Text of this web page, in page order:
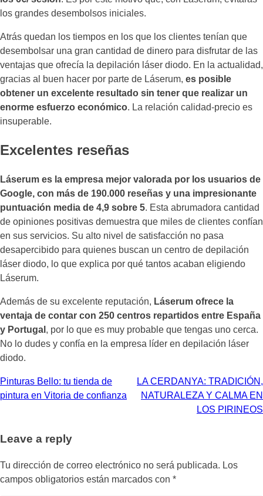
los grandes desembolsos iniciales.
Atrás quedan los tiempos en los que los clientes tenían que
desembolsar una gran cantidad de dinero para disfrutar de las
ventajas que ofrecía la depilación láser diodo. En la actualidad,
gracias al buen hacer por parte de Láserum, es posible
obtener un excelente resultado sin tener que realizar un
enorme esfuerzo económico. La relación calidad-precio es
insuperable.
Excelentes reseñas
Láserum es la empresa mejor valorada por los usuarios de
Google, con más de 190.000 reseñas y una impresionante
puntuación media de 4,9 sobre 5. Esta abrumadora cantidad
de opiniones positivas demuestra que miles de clientes confían
en sus servicios. Su alto nivel de satisfacción no pasa
desapercibido para quienes buscan un centro de depilación
láser diodo, lo que explica por qué tantos acaban eligiendo
Láserum.
Además de su excelente reputación, Láserum ofrece la
ventaja de contar con 250 centros repartidos entre España
y Portugal , por lo que es muy probable que tengas uno cerca.
No lo dudes y confía en la empresa líder en depilación láser
diodo.
Navegación
de
Pinturas Bello: tu tienda de
pintura en Vitoria de confianza
LA CERDANYA: TRADICIÓN,
NATURALEZA Y CALMA EN
LOS PIRINEOS
Leave a reply
Tu dirección de correo electrónico no será publicada. Los
campos obligatorios están marcados con *